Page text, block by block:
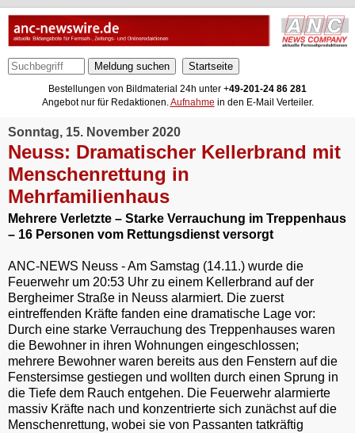
Meldung suchen
Bestellungen von Bildmaterial 24h unter +49-201-24 86 281
Angebot nur für Redaktionen.Aufnahme in den E-Mail Verteiler.
Sonntag, 15. November 2020
Neuss: Dramatischer Kellerbrand mit
Menschenrettung in
Mehrfamilienhaus
Mehrere Verletzte – Starke Verrauchung im Treppenhaus
– 16 Personen vom Rettungsdienst versorgt
ANC-NEWS Neuss - Am Samstag (14.11.) wurde die
Feuerwehr um 20:53 Uhr zu einem Kellerbrand auf der
Bergheimer Straße in Neuss alarmiert. Die zuerst
eintreffenden Kräfte fanden eine dramatische Lage vor:
Durch eine starke Verrauchung des Treppenhauses waren
die Bewohner in ihren Wohnungen eingeschlossen;
mehrere Bewohner waren bereits aus den Fenstern auf die
Fenstersimse gestiegen und wollten durch einen Sprung in
die Tiefe dem Rauch entgehen. Die Feuerwehr alarmierte
massiv Kräfte nach und konzentrierte sich zunächst auf die
Menschenrettung, wobei sie von Passanten tatkräftig